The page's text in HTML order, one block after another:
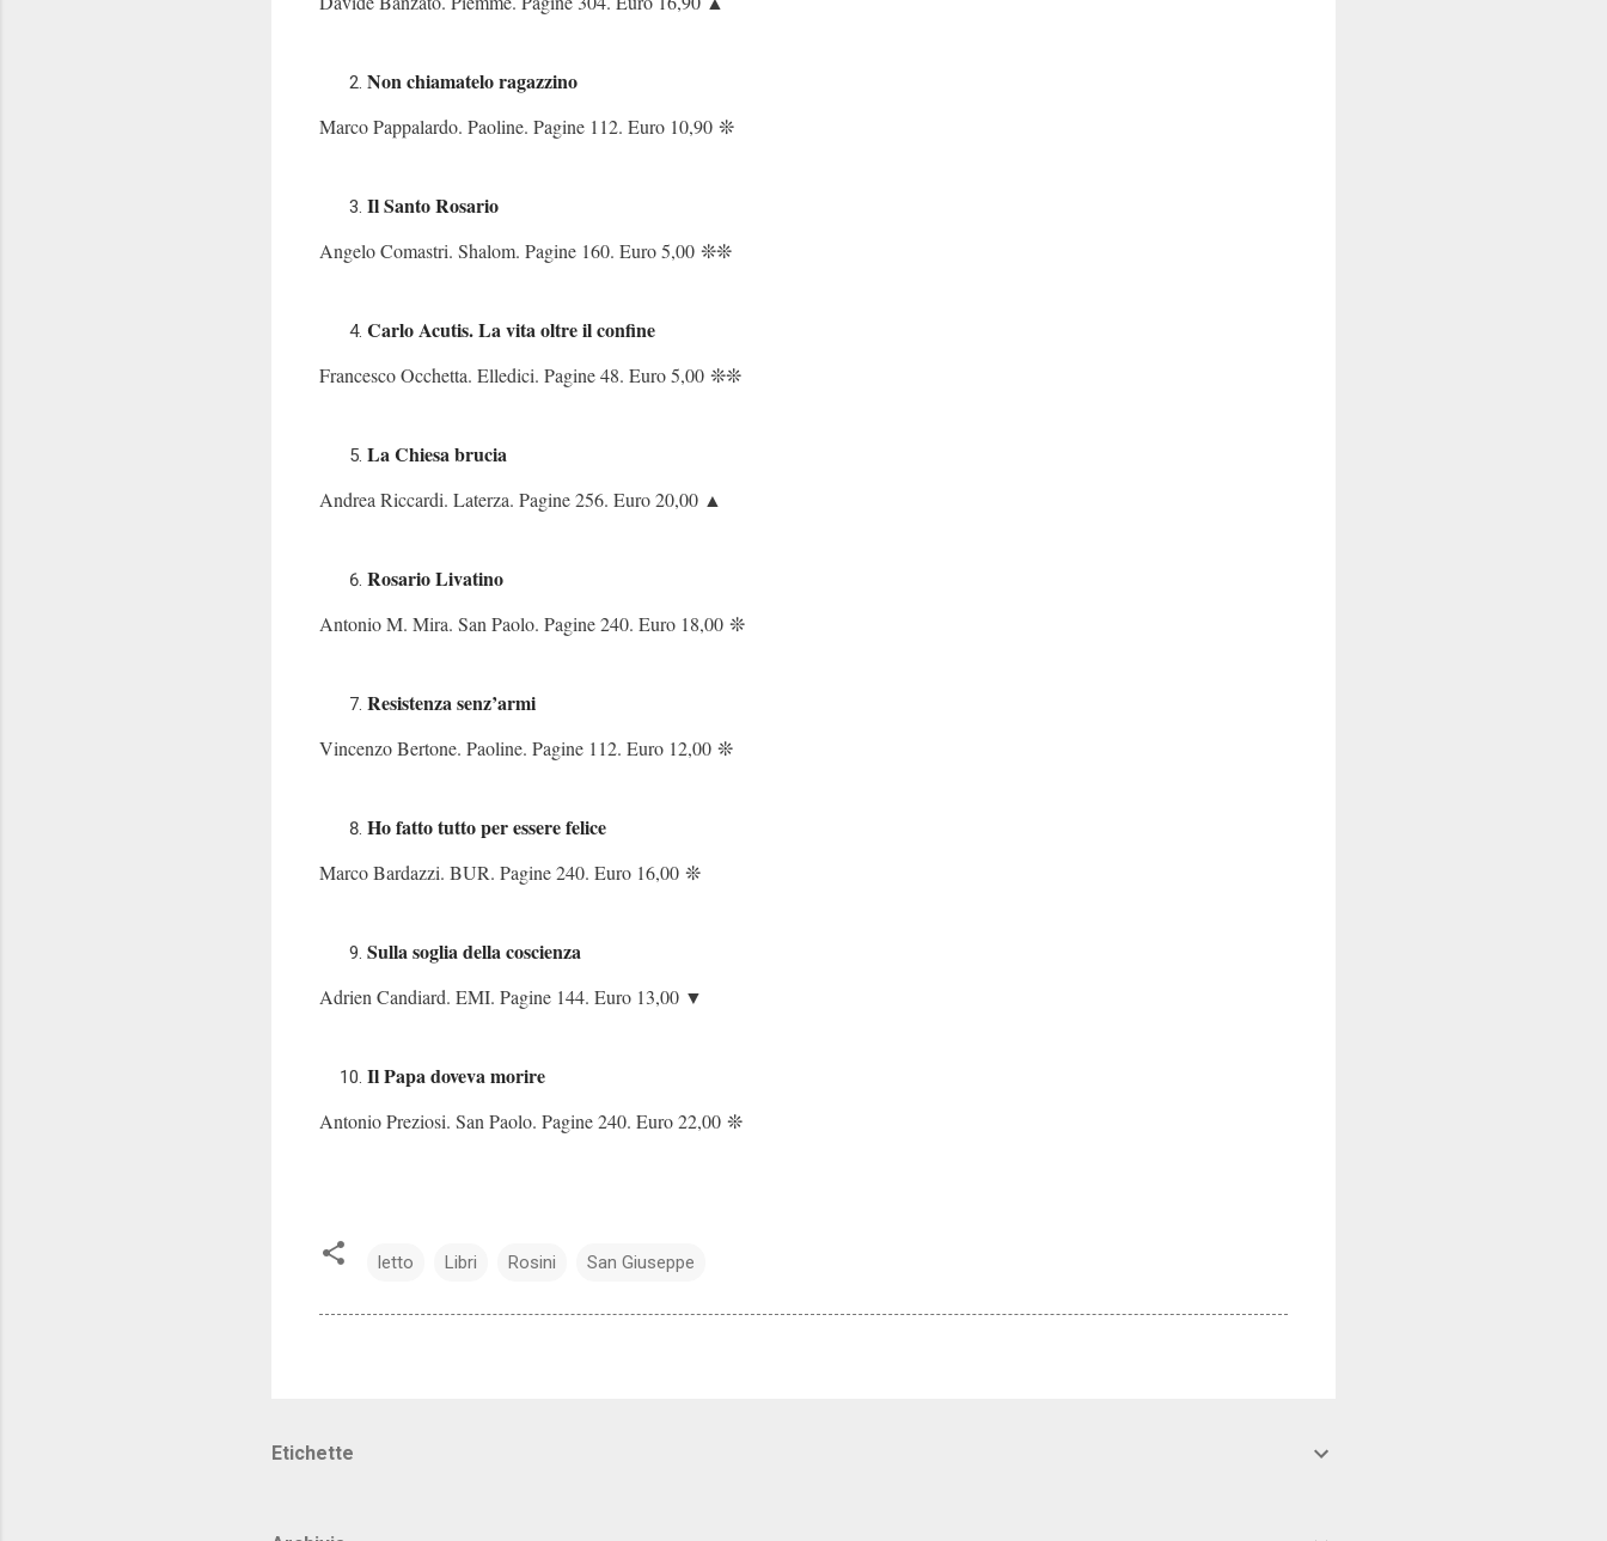
Non chiamatelo ragazzino
Marco Pappalardo. Paoline. Pagine 112. Euro 10,90 ❊
Il Santo Rosario
Angelo Comastri. Shalom. Pagine 160. Euro 5,00 ❊❊
Carlo Acutis. La vita oltre il confine
Francesco Occhetta. Elledici. Pagine 48. Euro 5,00 ❊❊
La Chiesa brucia
Andrea Riccardi. Laterza. Pagine 256. Euro 20,00 ▲
Rosario Livatino
Antonio M. Mira. San Paolo. Pagine 240. Euro 18,00 ❊
Resistenza senz’armi
Vincenzo Bertone. Paoline. Pagine 112. Euro 12,00 ❊
Ho fatto tutto per essere felice
Marco Bardazzi. BUR. Pagine 240. Euro 16,00 ❊
Sulla soglia della coscienza
Adrien Candiard. EMI. Pagine 144. Euro 13,00 ▼
Il Papa doveva morire
Antonio Preziosi. San Paolo. Pagine 240. Euro 22,00 ❊
letto Libri Rosini San Giuseppe
Etichette